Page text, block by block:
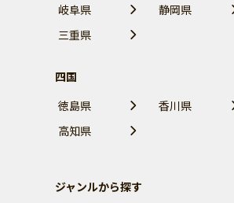
岐阜県
静岡県
三重県
四国
徳島県
香川県
高知県
ジャンルから探す